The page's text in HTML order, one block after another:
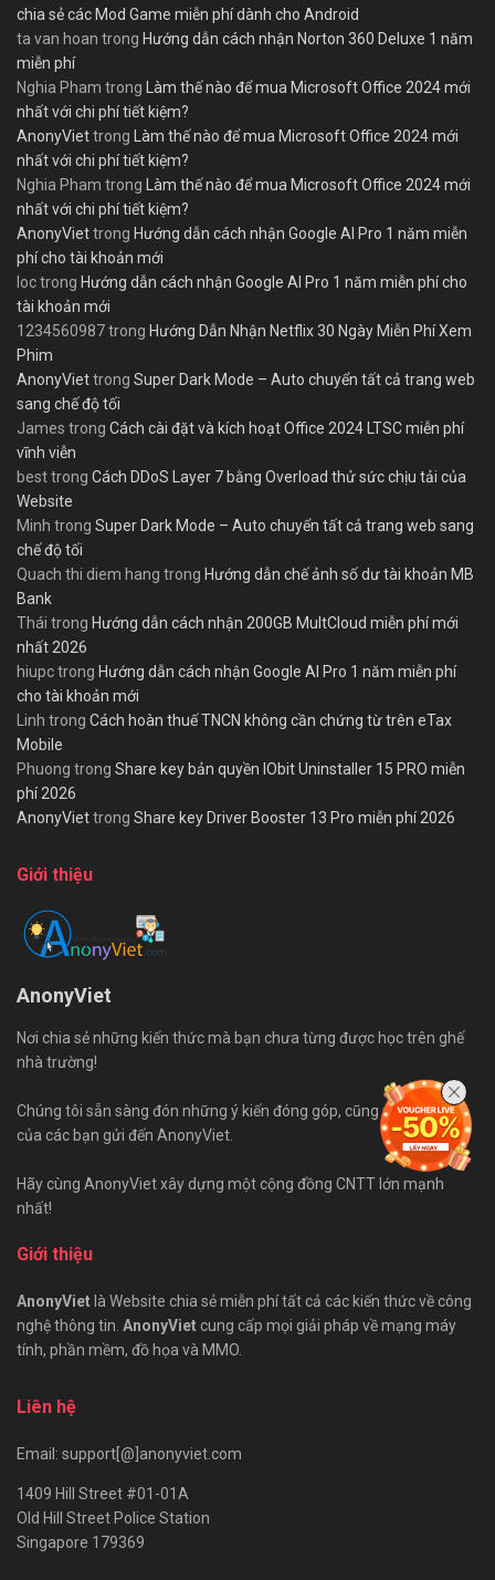
chia sẻ các Mod Game miễn phí dành cho Android
ta van hoan trong Hướng dẫn cách nhận Norton 360 Deluxe 1 năm
miễn phí
Nghia Pham trong Làm thế nào để mua Microsoft Office 2024 mới
nhất với chi phí tiết kiệm?
AnonyViettrong Làm thế nào để mua Microsoft Office 2024 mới
nhất với chi phí tiết kiệm?
Nghia Pham trong Làm thế nào để mua Microsoft Office 2024 mới
nhất với chi phí tiết kiệm?
AnonyViettrong Hướng dẫn cách nhận Google AI Pro 1 năm miễn
phí cho tài khoản mới
loctrong Hướng dẫn cách nhận Google AI Pro 1 năm miễn phí cho
tài khoản mới
1234560987trong Hướng Dẫn Nhận Netflix 30 Ngày Miễn Phí Xem
Phim
AnonyViettrong Super Dark Mode – Auto chuyển tất cả trang web
sang chế độ tối
James trong Cách cài đặt và kích hoạt Office 2024 LTSC miễn phí
vĩnh viễn
besttrong Cách DDoS Layer 7 bằng Overload thử sức chịu tải của
Website
Minh trong Super Dark Mode – Auto chuyển tất cả trang web sang
chế độ tối
Quach thi diem hang trong Hướng dẫn chế ảnh số dư tài khoản MB
Bank
Thái trong Hướng dẫn cách nhận 200GB MultCloud miễn phí mới
nhất 2026
hiupctrong Hướng dẫn cách nhận Google AI Pro 1 năm miễn phí
cho tài khoản mới
Linh trong Cách hoàn thuế TNCN không cần chứng từ trên eTax
Mobile
Phuong trong Share key bản quyền IObit Uninstaller 15 PRO miễn
phí 2026
AnonyViettrong Share key Driver Booster 13 Pro miễn phí 2026
Giới thiệu
AnonyViet
Nơi chia sẻ những kiến thức mà bạn chưa từng được học trên ghế
nhà trường!
Chúng tôi sẵn sàng đón những ý kiến đóng góp, cũng như bài viết
của các bạn gửi đến AnonyViet.
Hãy cùng AnonyViet xây dựng một cộng đồng CNTT lớn mạnh
nhất!
Giới thiệu
AnonyVietlà Website chia sẻ miễn phí tất cả các kiến thức về công
nghệ thông tin. AnonyViet cung cấp mọi giải pháp về mạng máy
tính, phần mềm, đồ họa và MMO.
Liên hệ
Email: support[@]anonyviet.com
1409 Hill Street #01-01A
Old Hill Street Police Station
Singapore 179369